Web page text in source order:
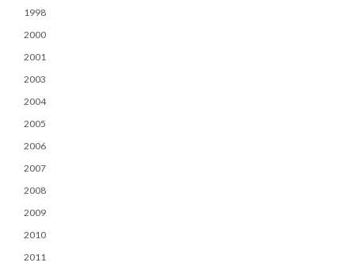
1998
2000
2001
2003
2004
2005
2006
2007
2008
2009
2010
2011